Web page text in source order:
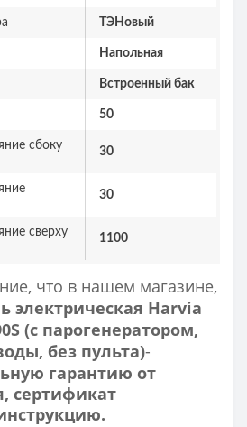
ТЭНовый
Напольная
Встроенный бак
50
сбоку
30
30
сверху
1100
что в нашем магазине,
электрическая Harvia
(с парогенератором,
без пульта)-
гарантию от
сертификат